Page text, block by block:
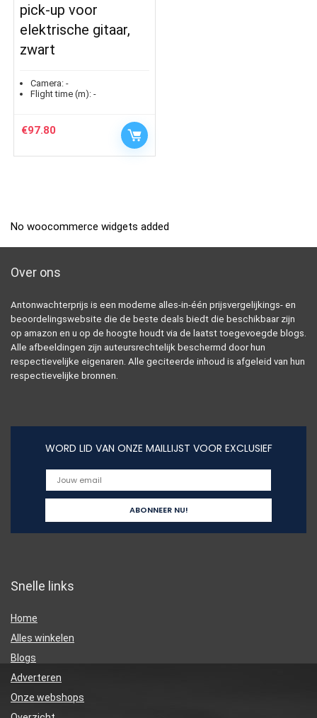
pick-up voor
elektrische gitaar,
zwart
Camera: -
Flight time (m): -
€97.80
No woocommerce widgets added
Over ons
Antonwachterprijs is een moderne alles-in-één prijsvergelijkings- en
beoordelingswebsite die de beste deals biedt die beschikbaar zijn
op amazon en u op de hoogte houdt via de laatst toegevoegde blogs.
Alle afbeeldingen zijn auteursrechtelijk beschermd door hun
respectievelijke eigenaren. Alle geciteerde inhoud is afgeleid van hun
respectievelijke bronnen.
WORD LID VAN ONZE MAILLIJST VOOR EXCLUSIEF
Snelle links
Home
Alles winkelen
Blogs
Adverteren
Onze webshops